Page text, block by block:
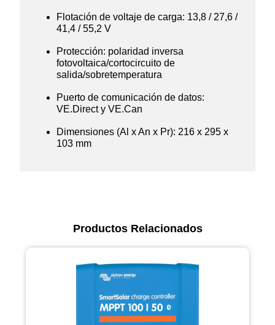
Flotación de voltaje de carga: 13,8 / 27,6 /
41,4 / 55,2 V
Protección: polaridad inversa
fotovoltaica/cortocircuito de
salida/sobretemperatura
Puerto de comunicación de datos:
VE.Direct y VE.Can
Dimensiones (Al x An x Pr): 216 x 295 x
103 mm
Productos Relacionados